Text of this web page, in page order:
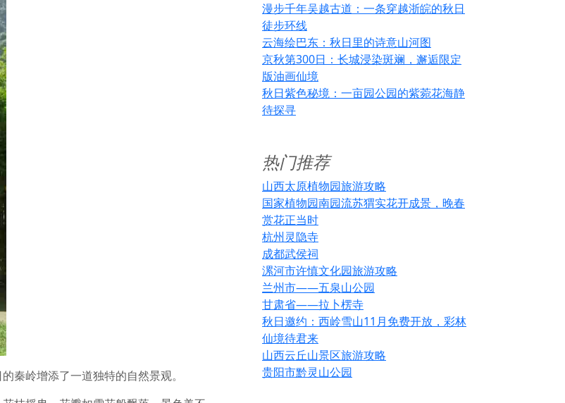
秦岭增添了一道独特的自然景观。
漫步千年吴越古道：一条穿越浙皖的秋日
徒步环线
云海绘巴东：秋日里的诗意山河图
京秋第300日：长城浸染斑斓，邂逅限定
版油画仙境
秋日紫色秘境：一亩园公园的紫菀花海静
待探寻
热门推荐
山西太原植物园旅游攻略
国家植物园南园流苏猬实花开成景，晚春
赏花正当时
杭州灵隐寺
成都武侯祠
漯河市许慎文化园旅游攻略
兰州市——五泉山公园
甘肃省——拉卜楞寺
秋日邀约：西岭雪山11月免费开放，彩林
仙境待君来
山西云丘山景区旅游攻略
贵阳市黔灵山公园